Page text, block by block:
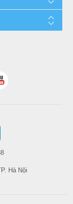
Hà Nội